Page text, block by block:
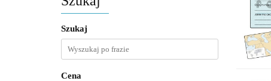
Szukaj
Cena